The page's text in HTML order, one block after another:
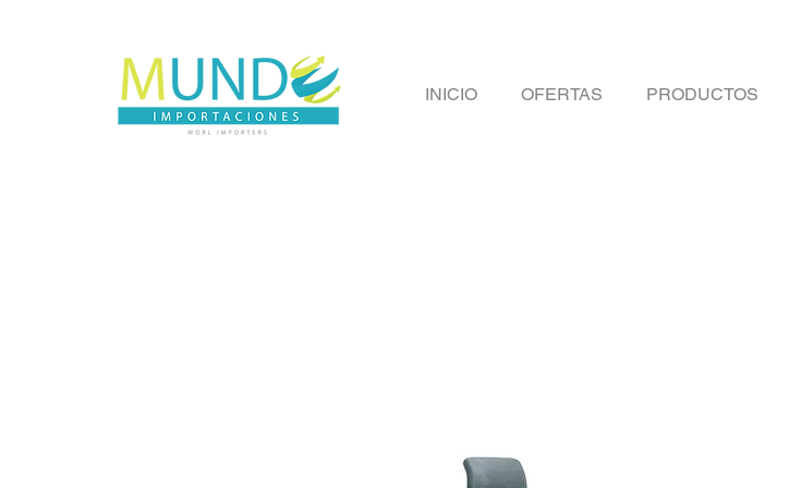
INICIO OFERTAS PRODUCTOS